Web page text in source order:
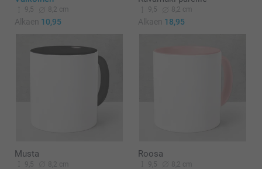
9,5 8,2 cm
Alkaen 10,95
9,5 8,2 cm
Alkaen 18,95
Musta
9,5 8,2 cm
Roosa
9,5 8,2 cm